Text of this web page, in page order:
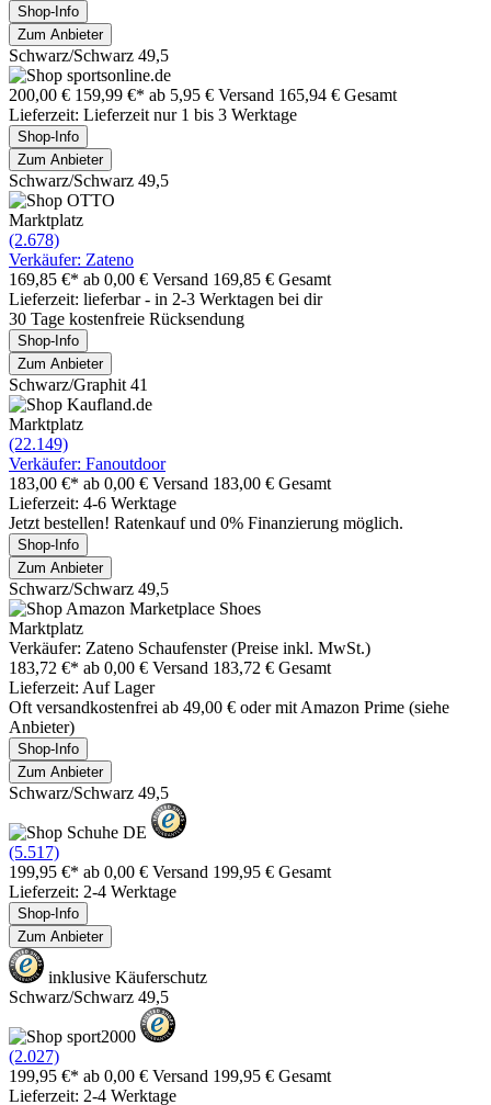
Shop-Info
Zum Anbieter
Schwarz/Schwarz 49,5
200,00 € 159,99 €* ab 5,95 € Versand 165,94 € Gesamt
Lieferzeit: Lieferzeit nur 1 bis 3 Werktage
Shop-Info
Zum Anbieter
Schwarz/Schwarz 49,5
Marktplatz
(2.678)
Verkäufer: Zateno
169,85 €* ab 0,00 € Versand 169,85 € Gesamt
Lieferzeit: lieferbar - in 2-3 Werktagen bei dir
30 Tage kostenfreie Rücksendung
Shop-Info
Zum Anbieter
Schwarz/Graphit 41
Marktplatz
(22.149)
Verkäufer: Fanoutdoor
183,00 €* ab 0,00 € Versand 183,00 € Gesamt
Lieferzeit: 4-6 Werktage
Jetzt bestellen! Ratenkauf und 0% Finanzierung möglich.
Shop-Info
Zum Anbieter
Schwarz/Schwarz 49,5
Marktplatz
Verkäufer: Zateno Schaufenster (Preise inkl. MwSt.)
183,72 €* ab 0,00 € Versand 183,72 € Gesamt
Lieferzeit: Auf Lager
Oft versandkostenfrei ab 49,00 € oder mit Amazon Prime (siehe
Anbieter)
Shop-Info
Zum Anbieter
Schwarz/Schwarz 49,5
(5.517)
199,95 €* ab 0,00 € Versand 199,95 € Gesamt
Lieferzeit: 2-4 Werktage
Shop-Info
Zum Anbieter
inklusive Käuferschutz
Schwarz/Schwarz 49,5
(2.027)
199,95 €* ab 0,00 € Versand 199,95 € Gesamt
Lieferzeit: 2-4 Werktage